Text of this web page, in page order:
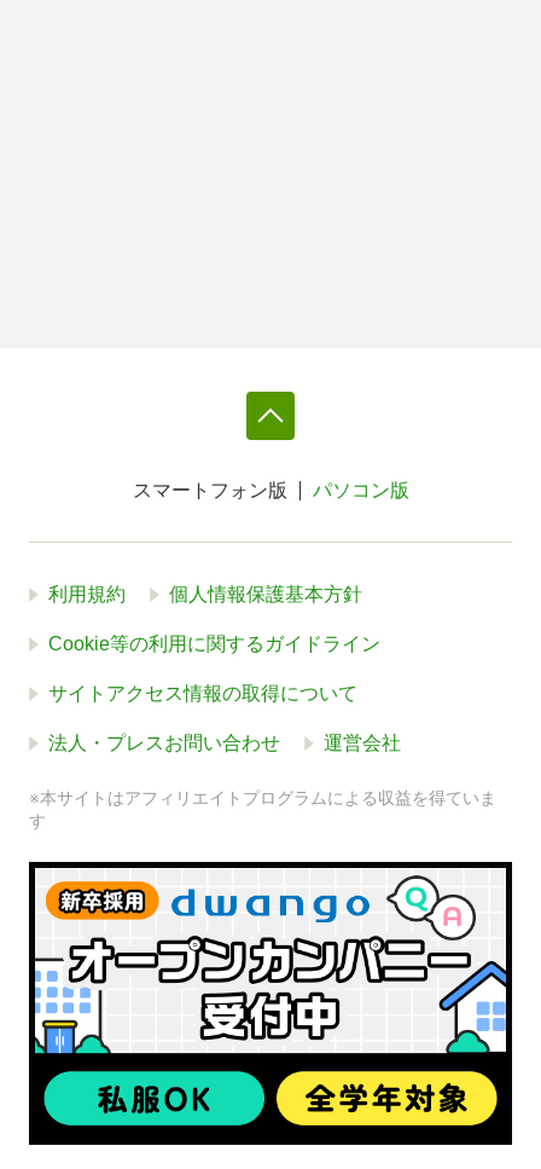
スマートフォン版 パソコン版
利用規約 個人情報保護基本方針
Cookie等の利用に関するガイドライン
サイトアクセス情報の取得について
法人・プレスお問い合わせ 運営会社
※本サイトはアフィリエイトプログラムによる収益を得ていま
す